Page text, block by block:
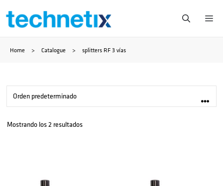
Saltar
contenido
Home > Catalogue > splitters RF 3 vías
Mostrando los 2 resultados